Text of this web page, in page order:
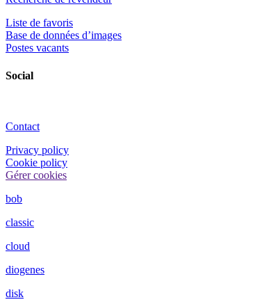
Liste de favoris
Base de données d’images
Postes vacants
Social
Contact
Privacy policy
Cookie policy
Gérer cookies
bob
classic
cloud
diogenes
disk